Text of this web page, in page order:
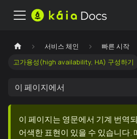
서비스 체인
빠른 시작
고가용성(high availability, HA) 구성하기
이 페이지에서
이 페이지는 영문에서 기계 번역
어색한 표현이 있을 수 있습니다.